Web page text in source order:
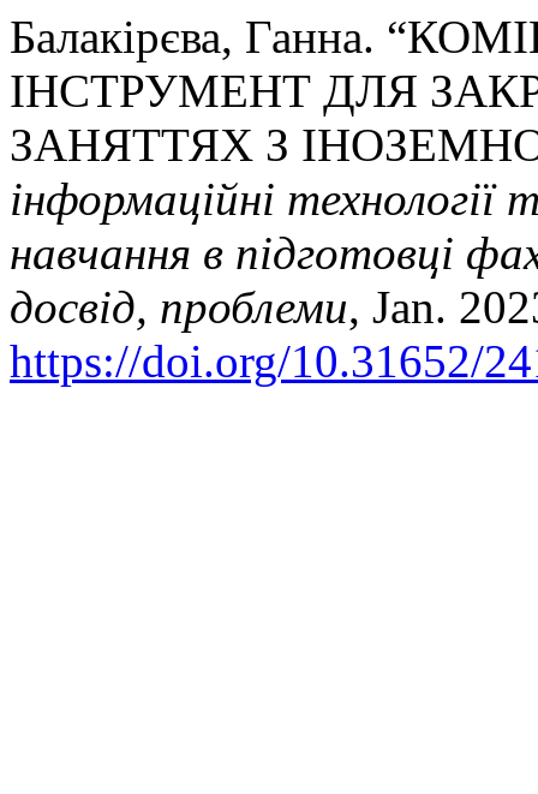
Балакірєва, Ганна.
ІНСТРУМЕНТ ДЛЯ
ЗАНЯТТЯХ З
інформаційні технології
навчання в підготовці
досвід, проблеми, Jan.
https://doi.org/10.31652/